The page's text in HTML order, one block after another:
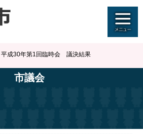
平成30年第1回臨時会 議決結果
市議会